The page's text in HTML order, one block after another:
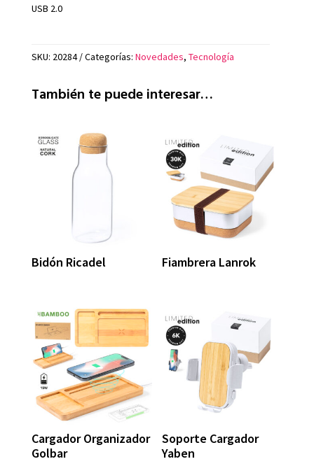
USB 2.0
SKU: 20284 Categorías: Novedades, Tecnología
También te puede interesar…
Bidón Ricadel Fiambrera Lanrok
Cargador Organizador
Golbar
Soporte Cargador
Yaben